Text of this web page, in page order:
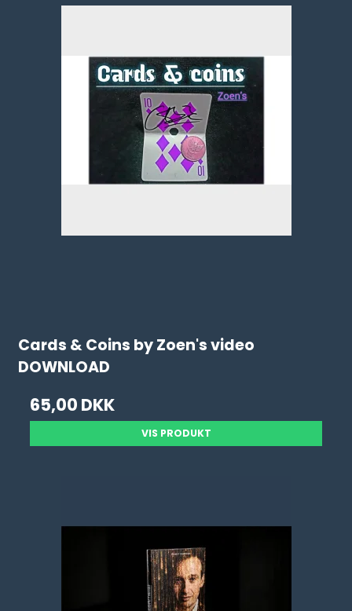
Cards & Coins by Zoen's video
DOWNLOAD
65,00 DKK
VIS PRODUKT